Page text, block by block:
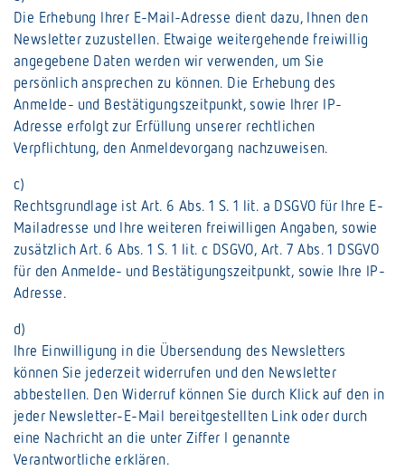
Die Erhebung Ihrer E-Mail-Adresse dient dazu, Ihnen den
Newsletter zuzustellen. Etwaige weitergehende freiwillig
angegebene Daten werden wir verwenden, um Sie
persönlich ansprechen zu können. Die Erhebung des
Anmelde- und Bestätigungszeitpunkt, sowie Ihrer IP-
Adresse erfolgt zur Erfüllung unserer rechtlichen
Verpflichtung, den Anmeldevorgang nachzuweisen.
c)
Rechtsgrundlage ist Art. 6 Abs. 1 S. 1 lit. a DSGVO für Ihre E-
Mailadresse und Ihre weiteren freiwilligen Angaben, sowie
zusätzlich Art. 6 Abs. 1 S. 1 lit. c DSGVO, Art. 7 Abs. 1 DSGVO
für den Anmelde- und Bestätigungszeitpunkt, sowie Ihre IP-
Adresse.
d)
Ihre Einwilligung in die Übersendung des Newsletters
können Sie jederzeit widerrufen und den Newsletter
abbestellen. Den Widerruf können Sie durch Klick auf den in
jeder Newsletter-E-Mail bereitgestellten Link oder durch
eine Nachricht an die unter Ziffer I genannte
Verantwortliche erklären.